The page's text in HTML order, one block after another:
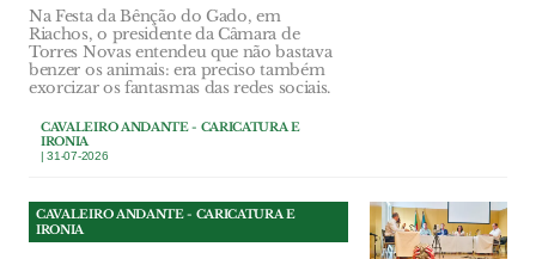
Na Festa da Bênção do Gado, em
Riachos, o presidente da Câmara de
Torres Novas entendeu que não bastava
benzer os animais: era preciso também
exorcizar os fantasmas das redes sociais.
CAVALEIRO ANDANTE - CARICATURA E
IRONIA
| 31-07-2026
CAVALEIRO ANDANTE - CARICATURA E
IRONIA